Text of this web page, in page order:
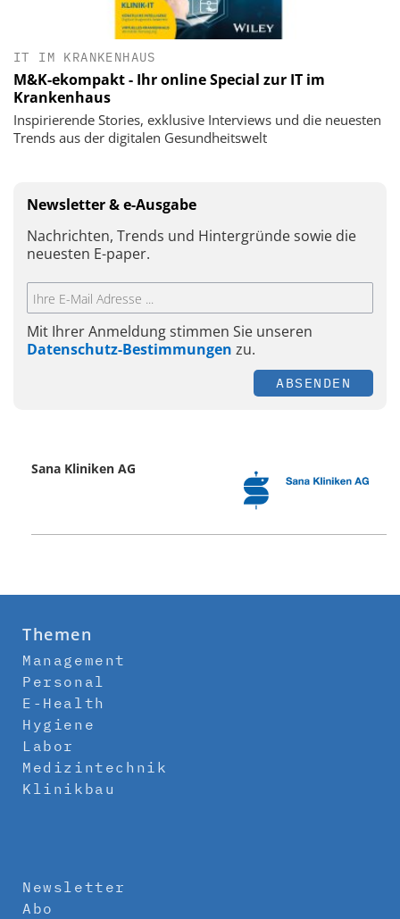
IT IM KRANKENHAUS
M&K-ekompakt - Ihr online Special zur IT im
Krankenhaus
Inspirierende Stories, exklusive Interviews und die neuesten
Trends aus der digitalen Gesundheitswelt
Newsletter & e-Ausgabe
Nachrichten, Trends und Hintergründe sowie die
neuesten E-paper.
Mit Ihrer Anmeldung stimmen Sie unseren
Datenschutz-Bestimmungen zu.
ABSENDEN
Sana Kliniken AG
Themen
Management
Personal
E-Health
Hygiene
Labor
Medizintechnik
Klinikbau
Newsletter
Abo